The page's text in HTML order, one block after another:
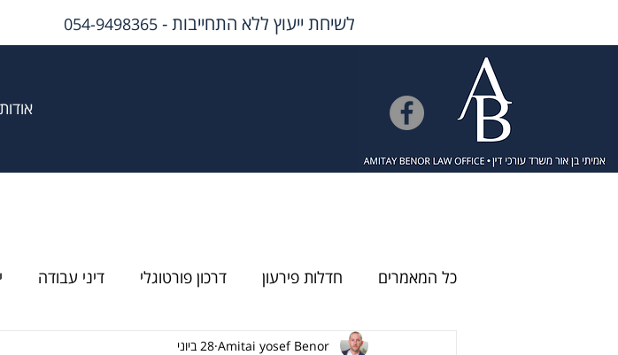
לשיחת ייעוץ ללא התחייבות -054-9498365
אודות
כל המאמרים חדלות פירעון דרכון פורטוגלי דיני עבודה
Amitai yosef Benor 28 ביוני